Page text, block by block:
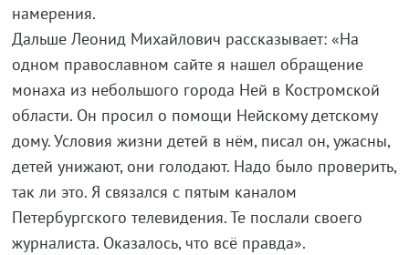
намерения.
Дальше Леонид Михайлович рассказывает: «На
одном православном сайте я нашел обращение
монаха из небольшого города Ней в Костромской
области. Он просил о помощи Нейскому детскому
дому. Условия жизни детей в нём, писал он, ужасны,
детей унижают, они голодают. Надо было проверить,
так ли это. Я связался с пятым каналом
Петербургского телевидения. Те послали своего
журналиста. Оказалось, что всё правда».